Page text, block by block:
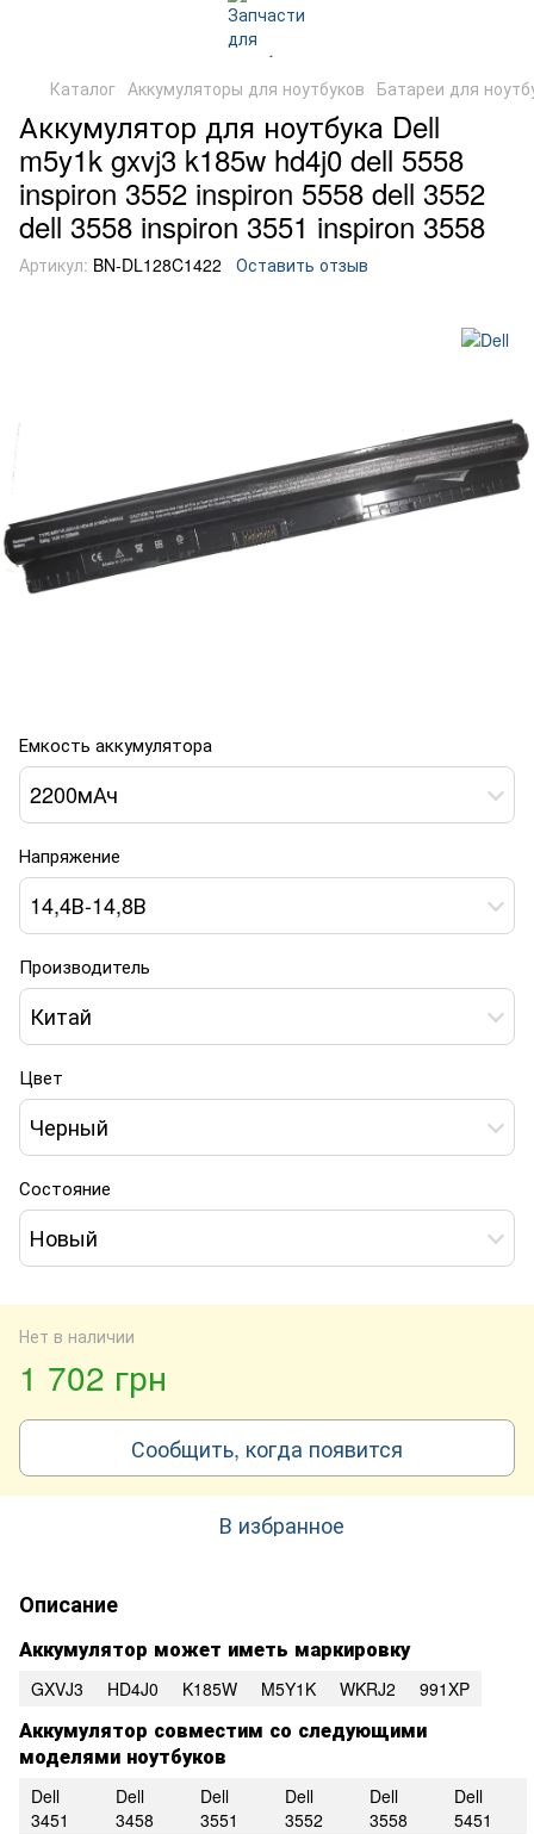
Каталог Аккумуляторы для ноутбуков Батареи для
Аккумулятор для ноутбука Dell
m5y1k gxvj3 k185w hd4j0 dell 5558
inspiron 3552 inspiron 5558 dell 3552
dell 3558 inspiron 3551 inspiron 3558
Артикул: BN-DL128C1422 Оставить отзыв
Емкость аккумулятора
2200мАч
Напряжение
14,4В-14,8В
Производитель
Китай
Цвет
Черный
Состояние
Новый
Нет в наличии
1 702 грн
Сообщить, когда появится
В избранное
Описание
Аккумулятор может иметь маркировку
GXVJ3 HD4J0 K185W M5Y1K WKRJ2 991XP
Аккумулятор совместим со следующими
моделями ноутбуков
Dell
3451
Dell
3458
Dell
3551
Dell
3552
Dell
3558
Dell
5451